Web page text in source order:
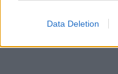
Data Deletion